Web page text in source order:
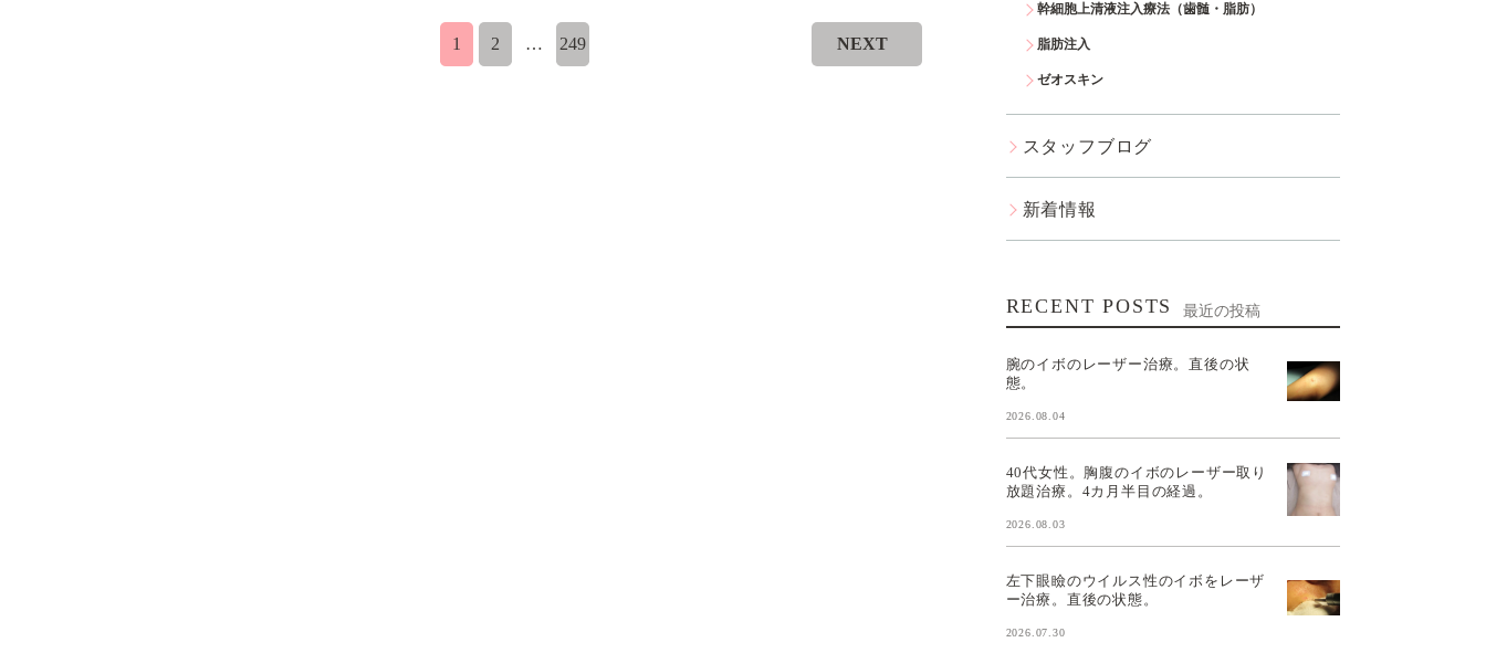
1 2 … 249 NEXT
幹細胞上清液注入療法（歯髄・脂肪）
脂肪注入
ゼオスキン
スタッフブログ
新着情報
RECENT POSTS 最近の投稿
腕のイボのレーザー治療。直後の状
態。
2026.08.04
40代女性。胸腹のイボのレーザー取り
放題治療。4カ月半目の経過。
2026.08.03
左下眼瞼のウイルス性のイボをレーザ
ー治療。直後の状態。
2026.07.30